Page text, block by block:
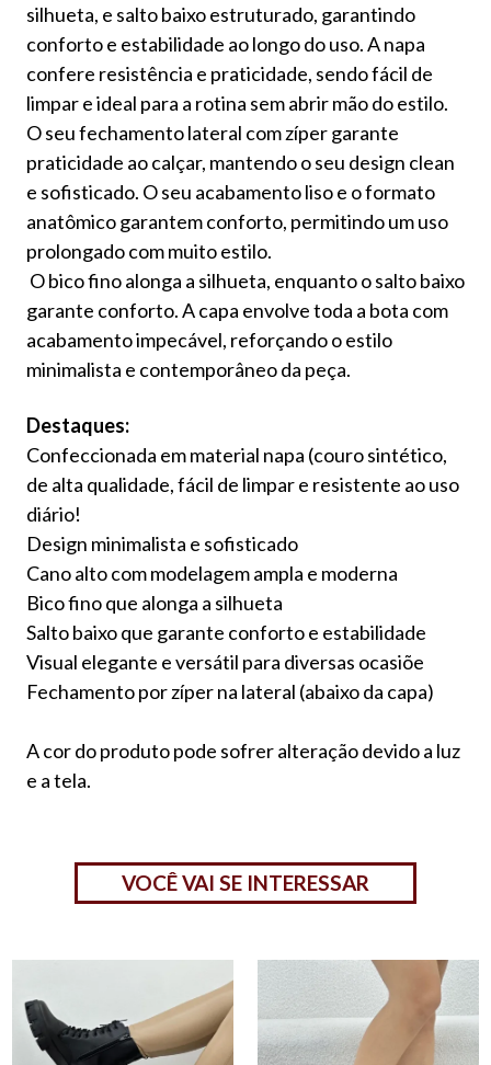
silhueta, e salto baixo estruturado, garantindo
conforto e estabilidade ao longo do uso. A napa
confere resistência e praticidade, sendo fácil de
limpar e ideal para a rotina sem abrir mão do estilo.
O seu fechamento lateral com zíper garante
praticidade ao calçar, mantendo o seu design clean
e sofisticado. O seu acabamento liso e o formato
anatômico garantem conforto, permitindo um uso
prolongado com muito estilo.
O bico fino alonga a silhueta, enquanto o salto baixo
garante conforto. A capa envolve toda a bota com
acabamento impecável, reforçando o estilo
minimalista e contemporâneo da peça.
Destaques:
Confeccionada em material napa (couro sintético,
de alta qualidade, fácil de limpar e resistente ao uso
diário!
Design minimalista e sofisticado
Cano alto com modelagem ampla e moderna
Bico fino que alonga a silhueta
Salto baixo que garante conforto e estabilidade
Visual elegante e versátil para diversas ocasiõe
Fechamento por zíper na lateral (abaixo da capa)
A cor do produto pode sofrer alteração devido a luz
e a tela.
VOCÊ VAI SE INTERESSAR